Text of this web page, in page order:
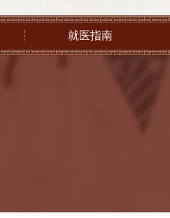
就医指南